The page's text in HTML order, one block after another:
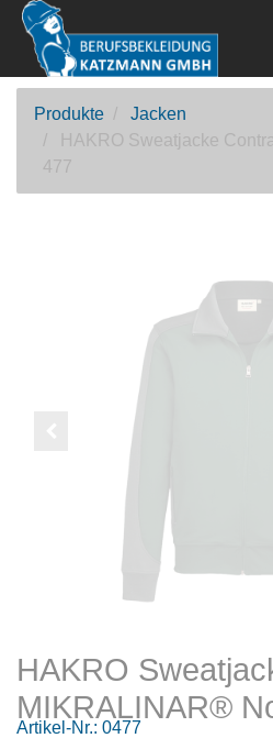
Produkte
Jacken
HAKRO Sweatjacke
477
HAKRO
MIKRALINAR®
Artikel-Nr.: 0477